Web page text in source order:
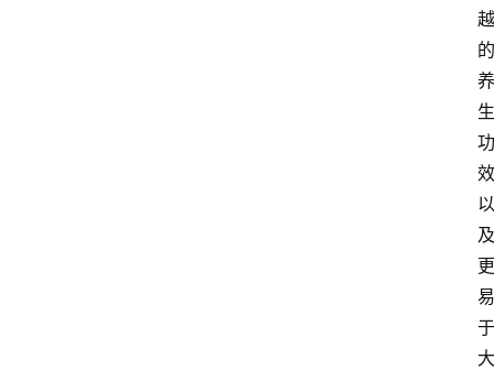
越
的
养
生
功
效
以
及
更
易
于
大